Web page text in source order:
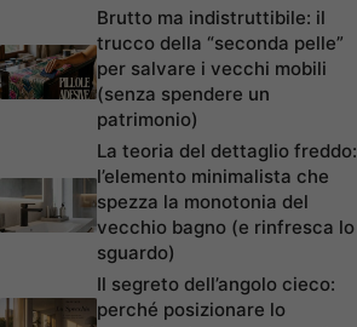
Brutto ma indistruttibile: il
trucco della “seconda pelle”
per salvare i vecchi mobili
(senza spendere un
patrimonio)
La teoria del dettaglio freddo:
l’elemento minimalista che
spezza la monotonia del
vecchio bagno (e rinfresca lo
sguardo)
Il segreto dell’angolo cieco:
perché posizionare lo